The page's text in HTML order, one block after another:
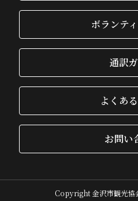
ボランテ
通訳
よくあ
お問い
Copyright 金沢市観光協